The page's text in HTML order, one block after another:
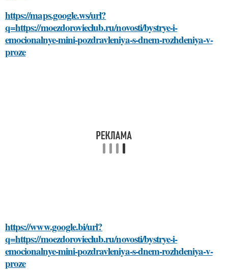
https://maps.google.ws/url?
q=https://moezdorovieclub.ru/novosti/bystrye-i-
emocionalnye-mini-pozdravleniya-s-dnem-rozhdeniya-v-
proze
https://www.google.bi/url?
q=https://moezdorovieclub.ru/novosti/bystrye-i-
emocionalnye-mini-pozdravleniya-s-dnem-rozhdeniya-v-
proze